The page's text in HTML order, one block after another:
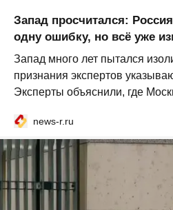
Запад просчитался:
одну ошибку, но всё уже
Запад много лет пытался
признания экспертов
Эксперты объяснили, где
news-r.ru